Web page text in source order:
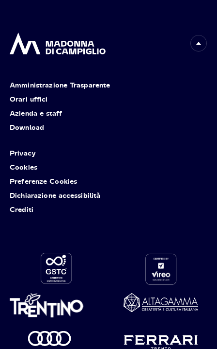
Amministrazione Trasparente
Orari uffici
Azienda e staff
Download
Privacy
Cookies
Preferenze Cookies
Dichiarazione accessibilità
Crediti